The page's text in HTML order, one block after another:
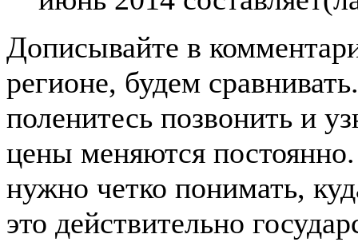
Дописывайте в
регионе, будем
поленитесь позвонить и
цены меняются
нужно четко понимать,
это действительно